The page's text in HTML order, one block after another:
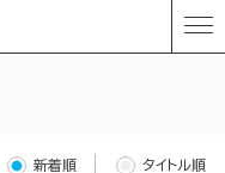
新着順 タイトル順